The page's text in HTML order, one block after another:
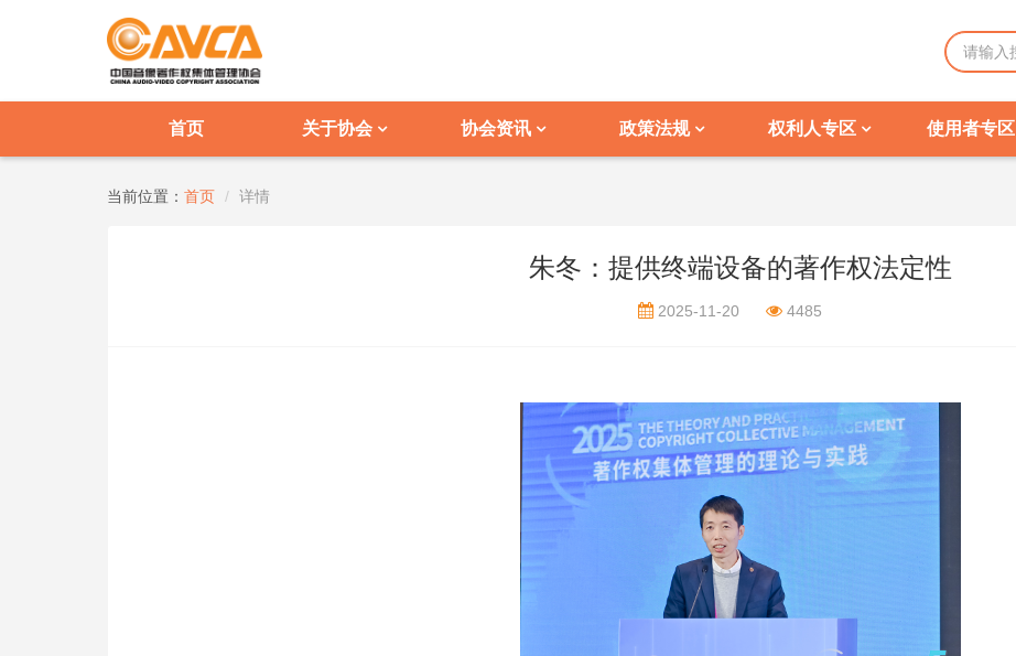
首页 关于协会 协会资讯 政策法规 权利人专区 使用者专区
当前位置： 首页 详情
朱冬：提供终端设备的著作权法定性
2025-11-20 4485